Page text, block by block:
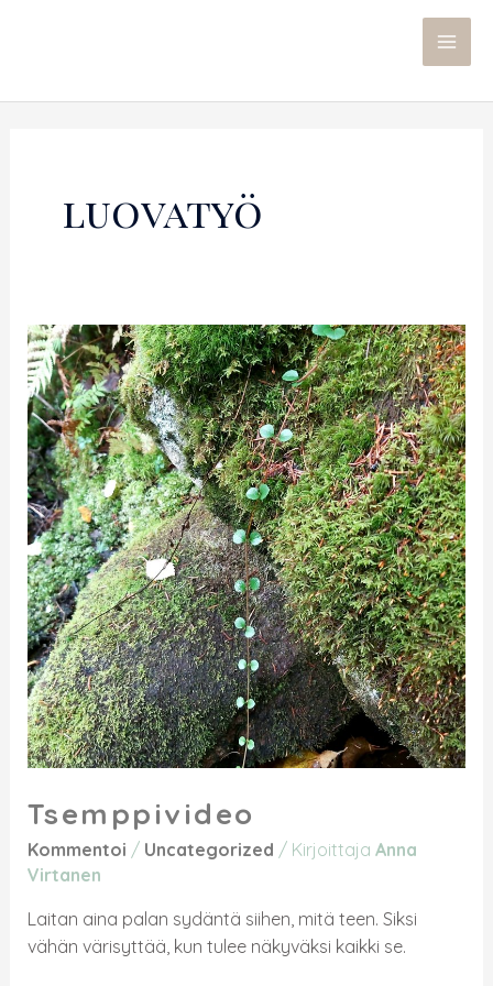
luovatyö
Tsemppivideo
Kommentoi / Uncategorized / Kirjoittaja Anna
Virtanen
Laitan aina palan sydäntä siihen, mitä teen. Siksi
vähän värisyttää, kun tulee näkyväksi kaikki se.